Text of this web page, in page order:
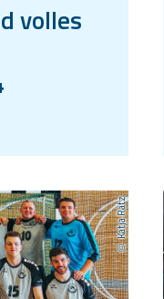
volles
Katja Rätz